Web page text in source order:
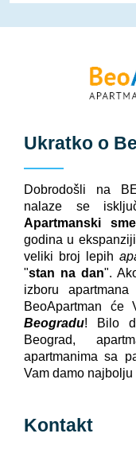
Ukratko o
Dobrodošli na
nalaze se
Apartmanski
godina u
veliki broj lepih
"stan na dan".
izboru
BeoApartman će
Beogradu! Bilo
Beograd,
apartmanima sa
Vam damo najbolju
Kontakt